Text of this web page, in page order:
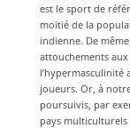
est le sport de
moitié de la
indienne. De
attouchements
joueurs. Or, à
poursuivis, par
pays